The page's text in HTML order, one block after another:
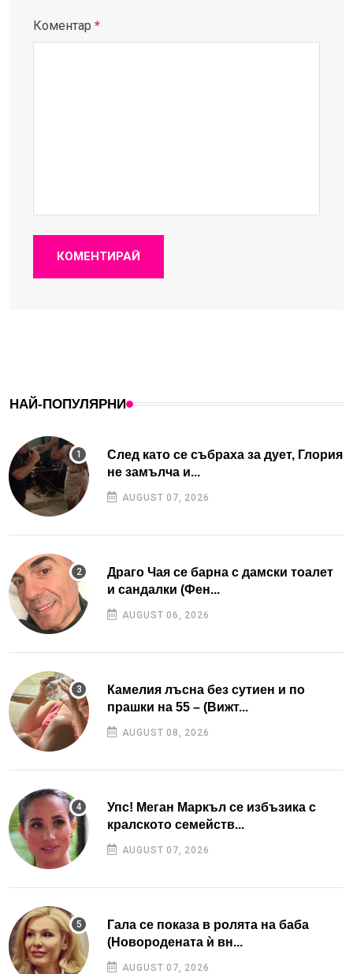
Коментар *
КОМЕНТИРАЙ
НАЙ-ПОПУЛЯРНИ
След като се събраха за дует, Глория
не замълча и...
AUGUST 07, 2026
Драго Чая се барна с дамски тоалет
и сандалки (Фен...
AUGUST 06, 2026
Камелия лъсна без сутиен и по
прашки на 55 – (Вижт...
AUGUST 08, 2026
Упс! Меган Маркъл се избъзика с
кралското семейств...
AUGUST 07, 2026
Гала се показа в ролята на баба
(Новородената ѝ вн...
AUGUST 07, 2026